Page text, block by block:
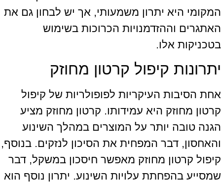
המקומי היא יתרון משמעותי, אך יש לבחון גם את
האתגרים וההזדמנויות הכרוכות בשימוש
בטכניקות אלו.
יתרונות קיפול קרטון מחוזק
אחת הסיבות העיקריות לפופולריות של קיפול
קרטון מחוזק היא עמידותו. קרטון מחוזק מציע
הגנה טובה יותר על המוצרים במהלך השינוע
והאחסון, דבר המפחית את הסיכון לנזקים. בנוסף,
קיפול קרטון מחוזק מאפשר חיסכון במשקל, דבר
שמסייע בהפחתת עלויות השינוע. יתרון נוסף הוא